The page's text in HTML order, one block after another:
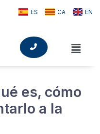
ES CA EN
es, cómo
a la